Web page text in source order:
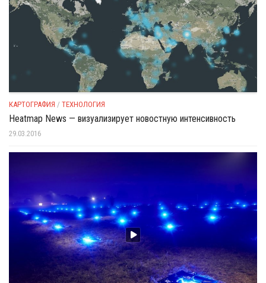
КАРТОГРАФИЯ / ТЕХНОЛОГИЯ
Heatmap News — визуализирует новостную интенсивность
29.03.2016